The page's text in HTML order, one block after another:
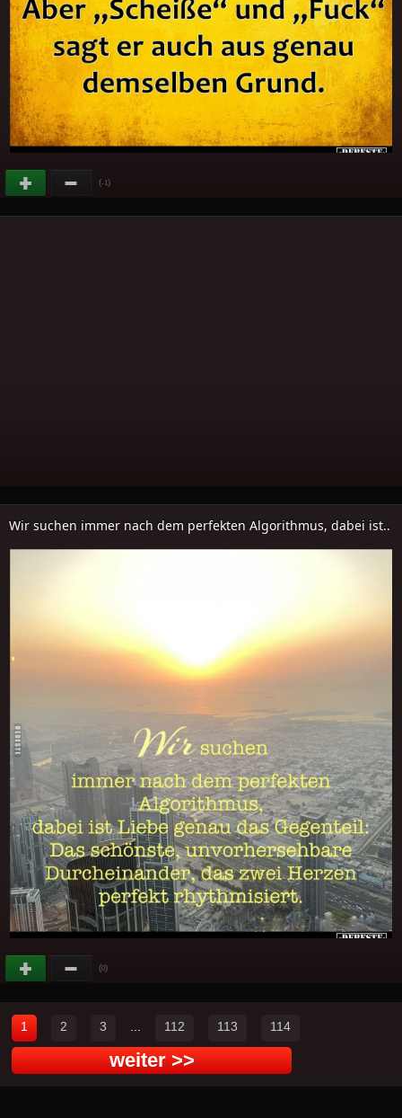
(-1)
Wir suchen immer nach dem perfekten Algorithmus, dabei ist..
(0)
1 2 3 ... 112 113 114
weiter >>